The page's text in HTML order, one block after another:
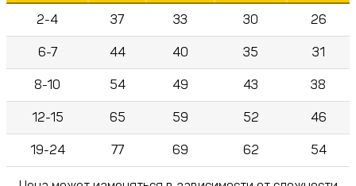
2-4 37 33 30 26
6-7 44 40 35 31
8-10 54 49 43 38
12-15 65 59 52 46
19-24 77 69 62 54